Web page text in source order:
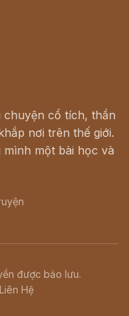
chuyện cổ tích, thần
nơi trên thế giới.
một bài học và
được bảo lưu.
Liên Hệ